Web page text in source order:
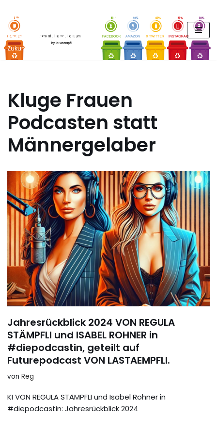
Zum
Inhalt
springen
FUTURE PODCAST by
laStaempfli
Zukunft, Daten, Konsum
Kluge Frauen
Podcasten statt
Männergelaber
Jahresrückblick 2024 VON REGULA
STÄMPFLI und ISABEL ROHNER in
#diepodcastin, geteilt auf
Futurepodcast VON LASTAEMPFLI.
von Reg
KI VON REGULA STÄMPFLI und Isabel Rohner in
#diepodcastin: Jahresrückblick 2024